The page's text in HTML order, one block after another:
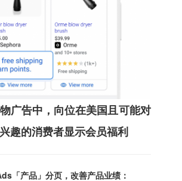
广告中，向位在美国且可能对
趣的消费者显示会员福利
「产品」分页，改善产品业绩：